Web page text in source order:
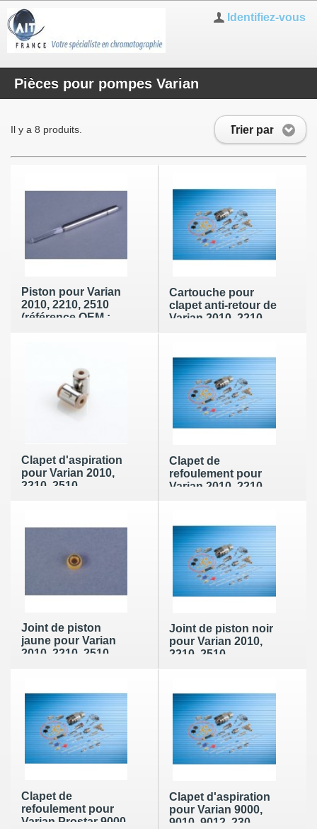
Identifiez-vous
Pièces pour pompes Varian
Trier par
Il y a 8 produits.
Piston pour Varian
2010, 2210, 2510
(référence OEM :
Cartouche pour
clapet anti-retour de
Varian 2010, 2210,
Clapet d'aspiration
pour Varian 2010,
2210, 2510
Clapet de
refoulement pour
Varian 2010, 2210,
10)
Joint de piston
jaune pour Varian
2010, 2210, 2510
Joint de piston noir
pour Varian 2010,
2210, 2510
Clapet de
refoulement pour
Varian Prostar 9000,
Clapet d'aspiration
pour Varian 9000,
9010, 9012, 230